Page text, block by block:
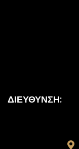
ΔΙΕΎΘΥΝΣΗ: